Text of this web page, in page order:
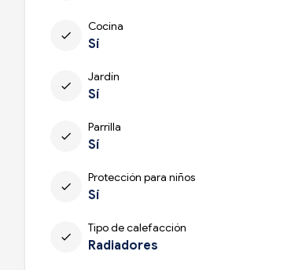
check
Cocina
Sí
check
Jardín
Sí
check
Parrilla
Sí
check
Protección para niños
Sí
check
Tipo de calefacción
Radiadores